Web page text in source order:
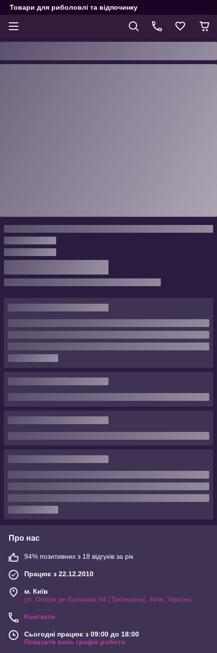
Товари для риболовлі та відпочинку
Про нас
94% позитивних з 18 відгуків за рік
Працює з 22.12.2010
м. Київ
ул. Оноре де Бальзака 64 (Троещина), Київ, Україна
Контакти
Сьогодні працює з 09:00 до 18:00
Показати весь графік роботи